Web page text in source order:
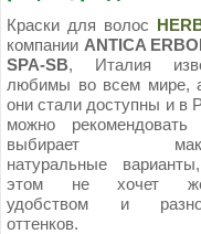
Краски для волос
компании ANTICA
SPA-SB, Италия
любимы во всем мире,
они стали доступны и в
можно
выбирает
натуральные
этом не хочет
удобством и
оттенков.